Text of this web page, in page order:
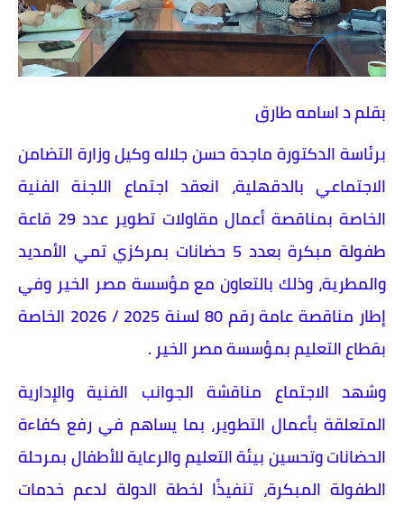
بقلم د اسامه طارق
برئاسة الدكتورة ماجدة حسن جلاله وكيل وزارة التضامن
الاجتماعي بالدقهلية، انعقد اجتماع اللجنة الفنية
الخاصة بمناقصة أعمال مقاولات تطوير عدد 29 قاعة
طفولة مبكرة بعدد 5 حضانات بمركزي تمي الأمديد
والمطرية، وذلك بالتعاون مع مؤسسة مصر الخير وفي
إطار مناقصة عامة رقم 80 لسنة 2025 / 2026 الخاصة
بقطاع التعليم بمؤسسة مصر الخير .
وشهد الاجتماع مناقشة الجوانب الفنية والإدارية
المتعلقة بأعمال التطوير، بما يساهم في رفع كفاءة
الحضانات وتحسين بيئة التعليم والرعاية للأطفال بمرحلة
الطفولة المبكرة، تنفيذًا لخطة الدولة لدعم خدمات